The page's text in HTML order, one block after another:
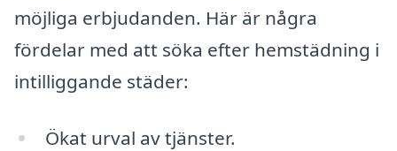
möjliga erbjudanden. Här är några
fördelar med att söka efter hemstädning i
intilliggande städer:
Ökat urval av tjänster.